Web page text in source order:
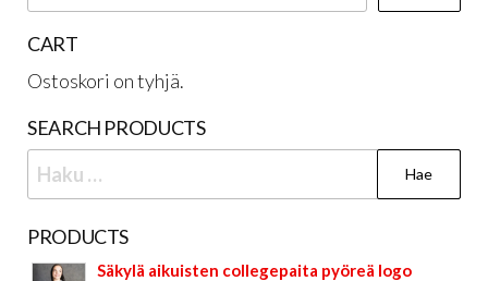
CART
Ostoskori on tyhjä.
SEARCH PRODUCTS
Haku:
PRODUCTS
Säkylä aikuisten collegepaita pyöreä logo